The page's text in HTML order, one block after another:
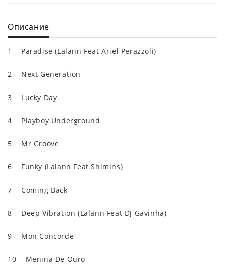
Описание
1 Paradise (Lalann Feat Ariel Perazzoli)
2 Next Generation
3 Lucky Day
4 Playboy Underground
5 Mr Groove
6 Funky (Lalann Feat Shimins)
7 Coming Back
8 Deep Vibration (Lalann Feat DJ Gavinha)
9 Mon Concorde
10 Menina De Ouro